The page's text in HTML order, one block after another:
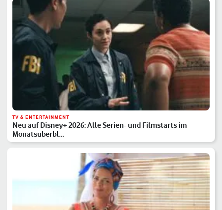
TV & ENTERTAINMENT
Neu auf Disney+ 2026: Alle Serien- und Filmstarts im
Monatsüberbl…